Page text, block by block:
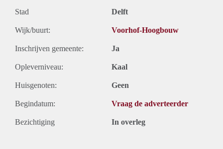
Stad Delft
Wijk/buurt: Voorhof-Hoogbouw
Inschrijven gemeente: Ja
Opleverniveau: Kaal
Huisgenoten: Geen
Begindatum: Vraag de adverteerder
Bezichtiging In overleg